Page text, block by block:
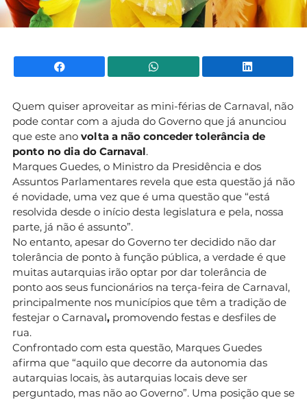
Facebook WhatsApp
Quem quiser aproveitar as mini-férias de Carnaval, não
pode contar com a ajuda do Governo que já anunciou
que este ano volta a não conceder tolerância de
ponto no dia do Carnaval.
Marques Guedes, o Ministro da Presidência e dos
Assuntos Parlamentares revela que esta questão já não
é novidade, uma vez que é uma questão que “está
resolvida desde o início desta legislatura e pela, nossa
parte, já não é assunto”.
No entanto, apesar do Governo ter decidido não dar
tolerância de ponto à função pública, a verdade é que
muitas autarquias irão optar por dar tolerância de
ponto aos seus funcionários na terça-feira de Carnaval,
principalmente nos municípios que têm a tradição de
festejar o Carnaval, promovendo festas e desfiles de
rua.
Confrontado com esta questão, Marques Guedes
afirma que “aquilo que decorre da autonomia das
autarquias locais, às autarquias locais deve ser
perguntado, mas não ao Governo”. Uma posição que se